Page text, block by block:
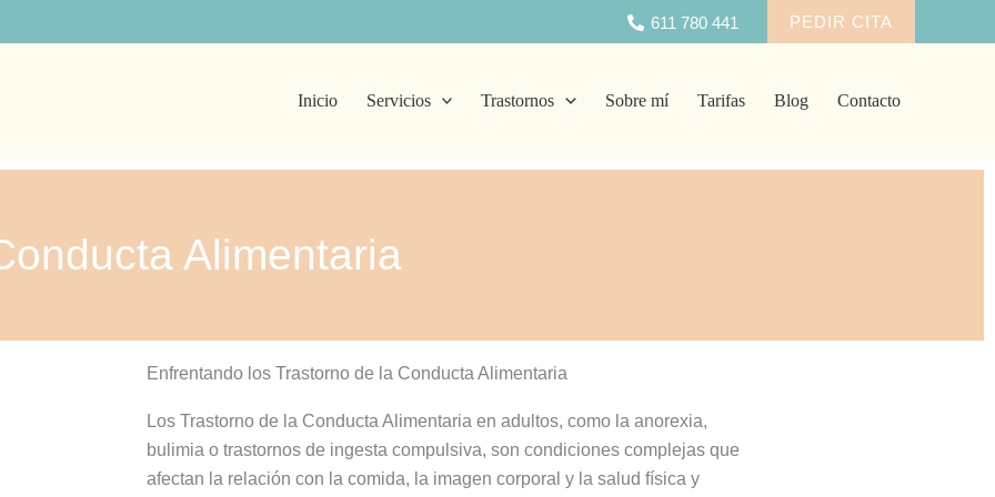
611 780 441 PEDIR CITA
Inicio Servicios Trastornos Sobre mí Tarifas Blog Contacto
Alimentaria
Enfrentando los Trastorno de la Conducta Alimentaria
Los Trastorno de la Conducta Alimentaria en adultos, como la anorexia,
bulimia o trastornos de ingesta compulsiva, son condiciones complejas que
afectan la relación con la comida, la imagen corporal y la salud física y